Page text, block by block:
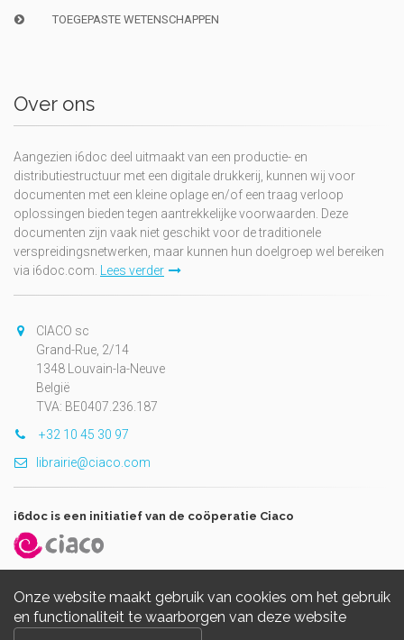
Onze website maakt gebruik van cookies om het gebruik
en functionaliteit te waarborgen van deze website
TOEGEPASTE WETENSCHAPPEN
Over ons
Aangezien i6doc deel uitmaakt van een productie- en
distributiestructuur met een digitale drukkerij, kunnen wij voor
documenten met een kleine oplage en/of een traag verloop
oplossingen bieden tegen aantrekkelijke voorwaarden. Deze
documenten zijn vaak niet geschikt voor de traditionele
verspreidingsnetwerken, maar kunnen hun doelgroep wel bereiken
via i6doc.com.
Lees verder
CIACO sc
Grand-Rue, 2/14
1348 Louvain-la-Neuve
België
TVA: BE0407.236.187
+32 10 45 30 97
librairie@ciaco.com
i6doc is een initiatief van de coöperatie Ciaco